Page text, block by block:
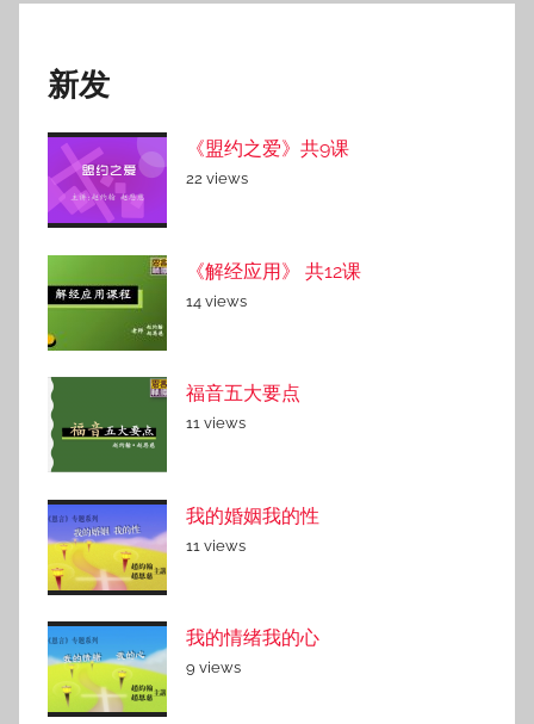
新发
《盟约之爱》共9课
22 views
《解经应用》 共12课
14 views
福音五大要点
11 views
我的婚姻我的性
11 views
我的情绪我的心
9 views